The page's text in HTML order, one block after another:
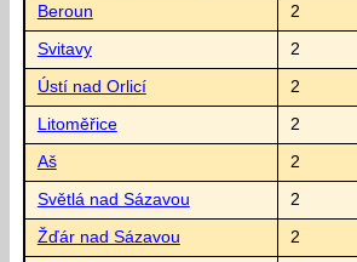
Beroun 2
Svitavy 2
Ústí nad Orlicí 2
Litoměřice 2
Aš 2
Světlá nad Sázavou 2
Žďár nad Sázavou 2